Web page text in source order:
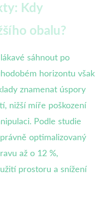
Kdy
obalu?
sáhnout po
horizontu však
znamenat úspory
nižší míře poškození
Podle studie
optimalizovaný
až o 12 %,
prostoru a snížení